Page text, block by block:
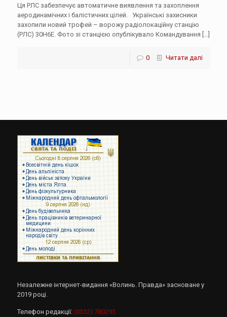
Ця РЛС забезпечує автоматичне виявлення та захоплення
аеродинамічних і балістичних цілей. Українські захисники
захопили новий трофей – ворожу радіолокаційну станцію
(РЛС) 30Н6Е. Фото зі станцією опублікувало Командування […]
0 Читати далі
Незалежне інтернет-видання «Волинь. Правда» засноване у
2019 році.
Телефон редакції: (0332) 780293